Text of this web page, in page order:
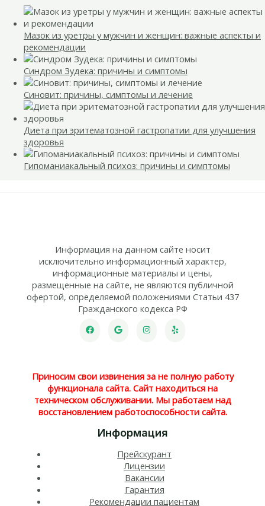
Мазок из уретры у мужчин и женщин: важные аспекты и
рекомендации
Синдром Зудека: причины и симптомы
Синовит: причины, симптомы и лечение
Диета при эритематозной гастропатии для улучшения
здоровья
Гипоманиакальный психоз: причины и симптомы
Информация на данном сайте носит
исключительно информационный характер,
информационные материалы и цены,
размещенные на сайте, не являются публичной
офертой, определяемой положениями Статьи 437
Гражданского кодекса РФ
Приносим свои извинения за не полную работу
функционала сайта. Сайт находиться на
техническом обслуживании. Мы работаем над
восстановлением работоспособности сайта.
Информация
Прейскурант
Лицензии
Вакансии
Гарантия
Рекомендации пациентам